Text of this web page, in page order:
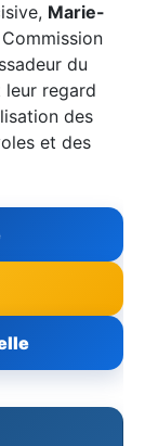
Marie-
du
leur regard
des
et des